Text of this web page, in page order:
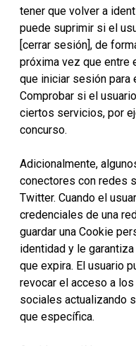
tener que volver a
puede suprimir si el
[cerrar sesión], de
próxima vez que entre
que iniciar sesión para
Comprobar si el
ciertos servicios, por
concurso.
Adicionalmente,
conectores con redes
Twitter. Cuando el
credenciales de una
guardar una Cookie
identidad y le
que expira. El usuario
revocar el acceso a
sociales actualizando
que específica.